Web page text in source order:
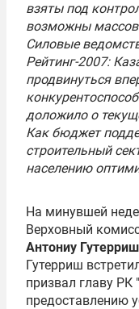
взяты под
возможны
Силовые
Рейтинг-2007:
продвинуться
доложило о
Как бюджет
строительный
населению
На минувшей
Верховный
Антониу Гутерриш
Гутерриш
призвал главу
предоставлению